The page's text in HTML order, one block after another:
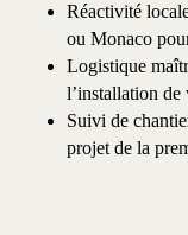
Réactivité
ou Monaco
Logistique
l’installation
Suivi de
projet de la